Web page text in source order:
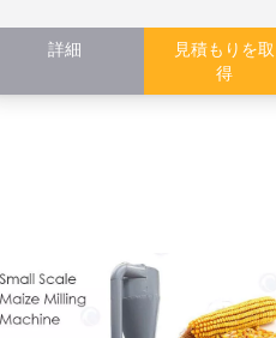
詳細
見積もりを取
得